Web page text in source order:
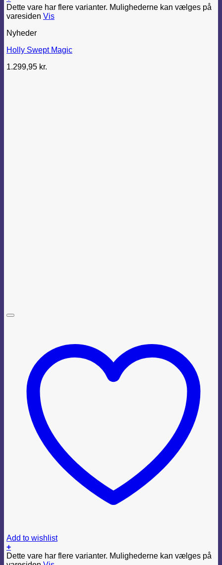
Dette vare har flere varianter. Mulighederne kan vælges på
varesiden Vis
Nyheder
Holly Swept Magic
1.299,95 kr.
Add to wishlist
+
Dette vare har flere varianter. Mulighederne kan vælges på